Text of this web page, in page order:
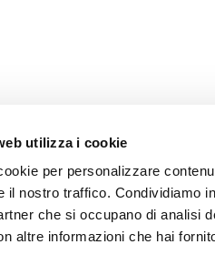
utilizza i cookie
per personalizzare
il nostro traffico. Condividiamo
che si occupano di analisi
altre informazioni che hai